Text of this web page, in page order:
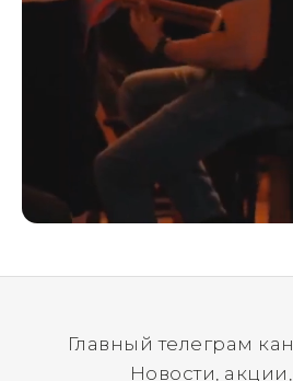
Главный телеграм
Новости,